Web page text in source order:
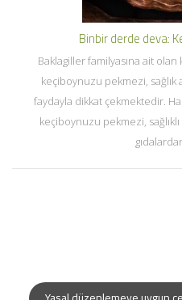
Binbir derde deva:
Baklagiller familyasına ait
keçiboynuzu pekmezi, sağlık
faydayla dikkat çekmektedir.
keçiboynuzu pekmezi,